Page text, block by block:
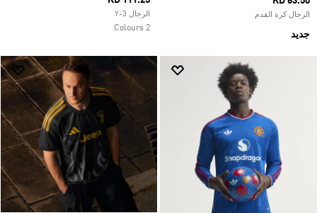
الرجال كرة القدم
جديد
الرجال Y-3
2 Colours